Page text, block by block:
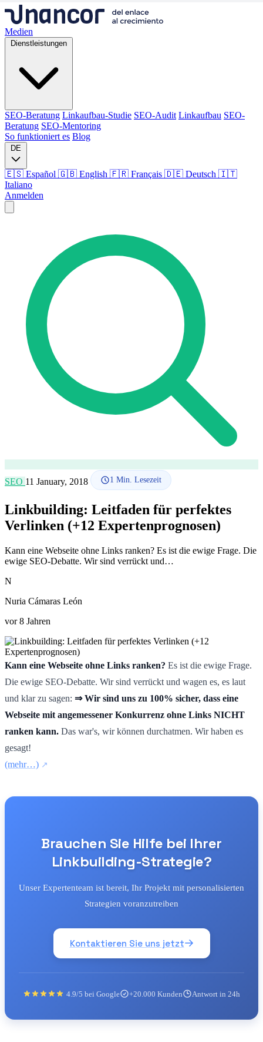
Medien
Dienstleistungen
SEO-Beratung Linkaufbau-Studie SEO-Audit Linkaufbau SEO-
Beratung SEO-Mentoring
So funktioniert es Blog
DE
🇪🇸 Español 🇬🇧 English 🇫🇷 Français 🇩🇪 Deutsch 🇮🇹
Italiano
Anmelden
SEO-Beratung Linkaufbau
Beratung
SEO-Mentoring
So funktioniert es
Sprache
🇪🇸 ES
🇬🇧 EN 🇮🇹 IT
SEO 11 January, 2018 1 Min. Lesezeit
Linkbuilding: Leitfaden für perfektes
Verlinken (+12 Expertenprognosen)
Kann eine Webseite ohne Links ranken? Es ist die ewige Frage. Die
ewige SEO-Debatte. Wir sind verrückt und…
N
Nuria Cámaras León
vor 8 Jahren
Kann eine Webseite ohne Links ranken? Es ist die ewige Frage.
Die ewige SEO-Debatte. Wir sind verrückt und wagen es, es laut
und klar zu sagen: ⇒ Wir sind uns zu 100% sicher, dass eine
Webseite mit angemessener Konkurrenz ohne Links NICHT
ranken kann. Das war's, wir können durchatmen. Wir haben es
gesagt!
(mehr…)
Brauchen Sie Hilfe bei Ihrer
Linkbuilding-Strategie?
Unser Expertenteam ist bereit, Ihr Projekt mit personalisierten
Strategien voranzutreiben
Kontaktieren Sie uns jetzt
4.9/5 bei Google +20.000 Kunden Antwort in 24h